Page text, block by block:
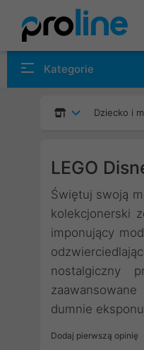
Kategorie
Dziecko i
LEGO
Świętuj swoją
kolekcjonerski
imponujący
nostalgiczny
dumnie
Dodaj pierwszą opinię